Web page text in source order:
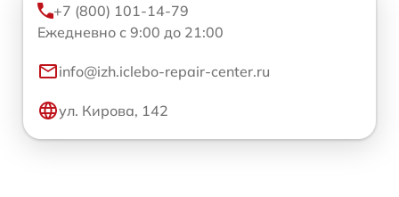
+7 (800) 101-14-79
Ежедневно с 9:00 до 21:00
info@izh.iclebo-repair-center.ru
ул. Кирова, 142